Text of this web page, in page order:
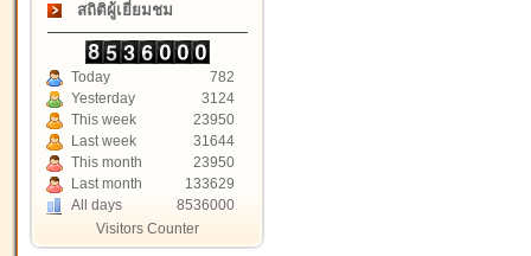
สถิติผู้เยี่ยมชม
Today
782
Yesterday
3124
This week
23950
Last week
31644
This month
23950
Last month
133629
All days
8536000
Visitors Counter